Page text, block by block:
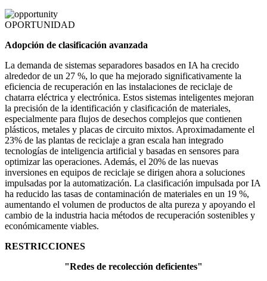
OPORTUNIDAD
Adopción de clasificación avanzada
La demanda de sistemas separadores basados ​​en IA ha crecido
alrededor de un 27 %, lo que ha mejorado significativamente la
eficiencia de recuperación en las instalaciones de reciclaje de
chatarra eléctrica y electrónica. Estos sistemas inteligentes mejoran
la precisión de la identificación y clasificación de materiales,
especialmente para flujos de desechos complejos que contienen
plásticos, metales y placas de circuito mixtos. Aproximadamente el
23% de las plantas de reciclaje a gran escala han integrado
tecnologías de inteligencia artificial y basadas en sensores para
optimizar las operaciones. Además, el 20% de las nuevas
inversiones en equipos de reciclaje se dirigen ahora a soluciones
impulsadas por la automatización. La clasificación impulsada por IA
ha reducido las tasas de contaminación de materiales en un 19 %,
aumentando el volumen de productos de alta pureza y apoyando el
cambio de la industria hacia métodos de recuperación sostenibles y
económicamente viables.
RESTRICCIONES
"Redes de recolección deficientes"